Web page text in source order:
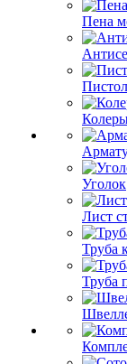
Пена
Уголок
Лист
Труба
Труба